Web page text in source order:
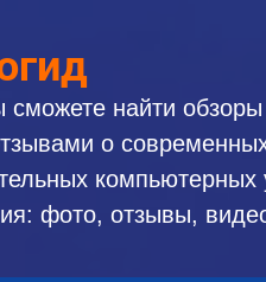
сможете найти обзоры
о
компьютерных
фото, отзывы,